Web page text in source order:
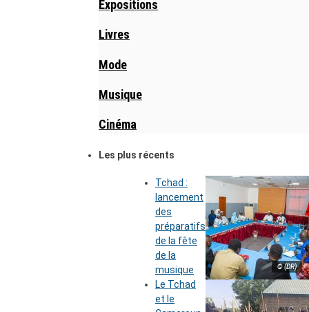
Expositions
Livres
Mode
Musique
Cinéma
Les plus récents
© (DR)
Tchad :
lancement
des
préparatifs
de la fête
de la
musique
Le Tchad
et le